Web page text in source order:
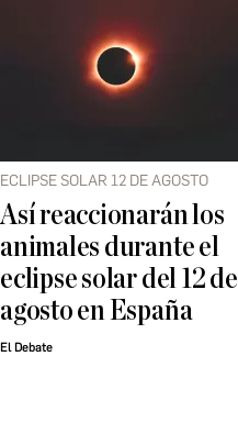
ECLIPSE SOLAR 12 DE AGOSTO
Así reaccionarán los
animales durante el
eclipse solar del 12 de
agosto en España
El Debate